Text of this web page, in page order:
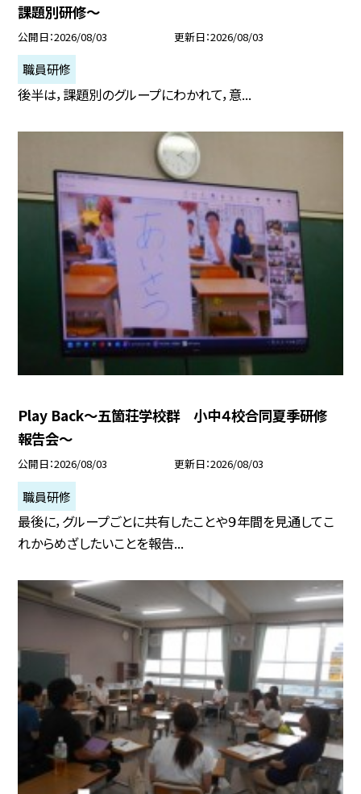
課題別研修～
公開日 2026/08/03 更新日 2026/08/03
職員研修
後半は，課題別のグループにわかれて，意...
Play Back～五箇荘学校群 小中４校合同夏季研修
報告会～
公開日 2026/08/03 更新日 2026/08/03
職員研修
最後に，グループごとに共有したことや９年間を見通してこ
れからめざしたいことを報告...